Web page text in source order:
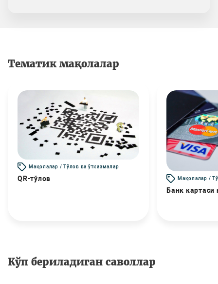
Тематик мақолалар
Мақолалар / Тўлов ва ўтказмалар
QR-тўлов Мақолалар /
Банк картаси
Кўп бериладиган саволлар